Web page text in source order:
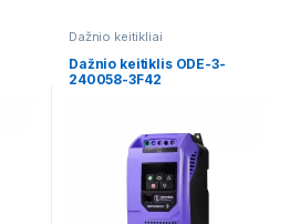
Dažnio keitikliai
Dažnio keitiklis ODE-3-
240058-3F42